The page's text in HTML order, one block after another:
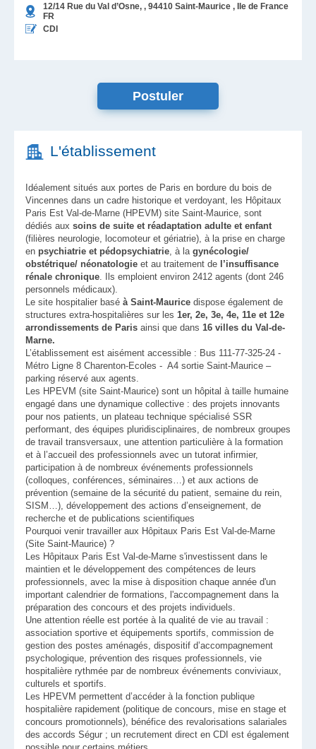
12/14 Rue du Val d’Osne, , 94410 Saint-Maurice , Ile de France
FR
CDI
Postuler
L'établissement
Idéalement situés aux portes de Paris en bordure du bois de
Vincennes dans un cadre historique et verdoyant, les Hôpitaux
Paris Est Val-de-Marne (HPEVM) site Saint-Maurice, sont
dédiés aux soins de suite et réadaptation adulte et enfant
(filières neurologie, locomoteur et gériatrie), à la prise en charge
en psychiatrie et pédopsychiatrie, à la gynécologie/
obstétrique/ néonatologie et au traitement de l’insuffisance
rénale chronique. Ils emploient environ 2412 agents (dont 246
personnels médicaux).
Le site hospitalier basé à Saint-Maurice dispose également de
structures extra-hospitalières sur les 1er, 2e, 3e, 4e, 11e et 12e
arrondissements de Paris ainsi que dans 16 villes du Val-de-
Marne.
L’établissement est aisément accessible : Bus 111-77-325-24 -
Métro Ligne 8 Charenton-Ecoles - A4 sortie Saint-Maurice –
parking réservé aux agents.
Les HPEVM (site Saint-Maurice) sont un hôpital à taille humaine
engagé dans une dynamique collective : des projets innovants
pour nos patients, un plateau technique spécialisé SSR
performant, des équipes pluridisciplinaires, de nombreux groupes
de travail transversaux, une attention particulière à la formation
et à l’accueil des professionnels avec un tutorat infirmier,
participation à de nombreux événements professionnels
(colloques, conférences, séminaires…) et aux actions de
prévention (semaine de la sécurité du patient, semaine du rein,
SISM…), développement des actions d’enseignement, de
recherche et de publications scientifiques
Pourquoi venir travailler aux Hôpitaux Paris Est Val-de-Marne
(Site Saint-Maurice) ?
Les Hôpitaux Paris Est Val-de-Marne s'investissent dans le
maintien et le développement des compétences de leurs
professionnels, avec la mise à disposition chaque année d'un
important calendrier de formations, l'accompagnement dans la
préparation des concours et des projets individuels.
Une attention réelle est portée à la qualité de vie au travail :
association sportive et équipements sportifs, commission de
gestion des postes aménagés, dispositif d’accompagnement
psychologique, prévention des risques professionnels, vie
hospitalière rythmée par de nombreux événements conviviaux,
culturels et sportifs.
Les HPEVM permettent d’accéder à la fonction publique
hospitalière rapidement (politique de concours, mise en stage et
concours promotionnels), bénéfice des revalorisations salariales
des accords Ségur ; un recrutement direct en CDI est également